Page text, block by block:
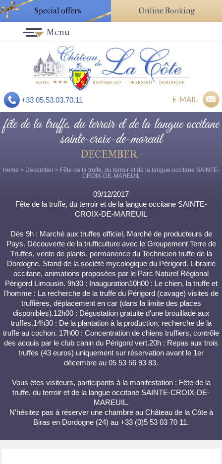
Special offers Online Booking
+33 05.53.03.70.11 E-MAIL
Menu
fête de la truffe, du terroir et de la langue occitane
sainte-croix-de-mareuil
DECEMBER -
Home > December > Fête de la truffe, du terroir et de la langue occitane SAINTE-
CROIX-DE-MAREUIL
09/12/2017
Fête de la truffe, du terroir et de la langue occitane SAINTE-
CROIX-DE-MAREUIL
Dès 9h : Marché aux truffes officiel, Marché de producteurs de
Pays. Découverte de la trufficulture avec le Groupement Terre de
Truffes, vente de plants, permanence du Technicien truffe de la
Dordogne. Stand de la société mycologique du Périgord. Librairie
occitane, animations proposées par le Parc Naturel Régional
Périgord Limousin. 9h30 : Inauguration10h00 : Le chien, la truffe et
l'homme : La recherche de la truffe du Périgord (cavage) visites de
truffières, déplacement en car (dans la limite des places
disponibles).12h00 : Dégustation gratuite d'une brouillade aux
truffes.14h30 : De la plantation à la production, recherche de la
truffe au cochon. 17h00 : Concentration de chiens truffiers, contrôle
des acquis par le club canin du Périgord vert.20h : Repas aux trois
truffes (43 euros) uniquement sur réservation avant le 1er
décembre au 05 53 56 93 83.
Vous êtes visiteurs, participants à la manifestation : Fête de la
truffe, du terroir et de la langue occitane SAINTE-CROIX-DE-
MAREUIL.
N'hésitez pas à réserver une chambre au Château de la Côte à
Biras en Dordogne (24) au +33 (0)5 53 03 70 11.